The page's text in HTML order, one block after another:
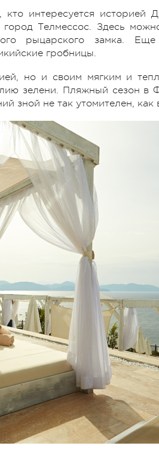
интересуется историей
Телмессос. Здесь
рыцарского замка.
гробницы.
но и своим мягким и
зелени. Пляжный сезон в
зной не так утомителен, как